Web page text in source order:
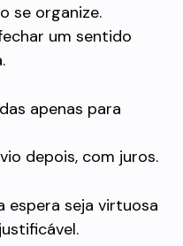
se organize.
um sentido
apenas para
depois, com juros.
espera seja virtuosa